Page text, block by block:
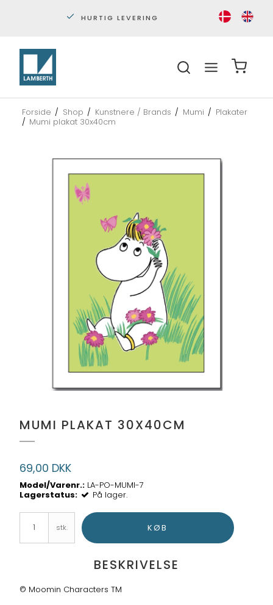
PERSONLIG KUNDESERVICE
Forside / Shop / Kunstnere / Brands / Mumi / Plakater
/ Mumi plakat 30x40cm
MUMI PLAKAT 30X40CM
69,00 DKK
Model/Varenr.: LA-PO-MUMI-7
Lagerstatus:
På lager.
stk. KØB
BESKRIVELSE
© Moomin Characters TM